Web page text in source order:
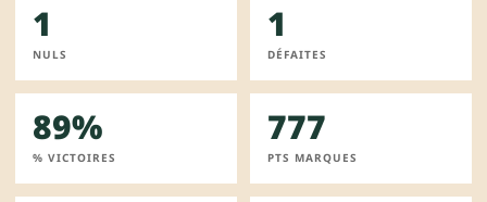
1
NULS
1
DÉFAITES
89%
% VICTOIRES
777
PTS MARQUES